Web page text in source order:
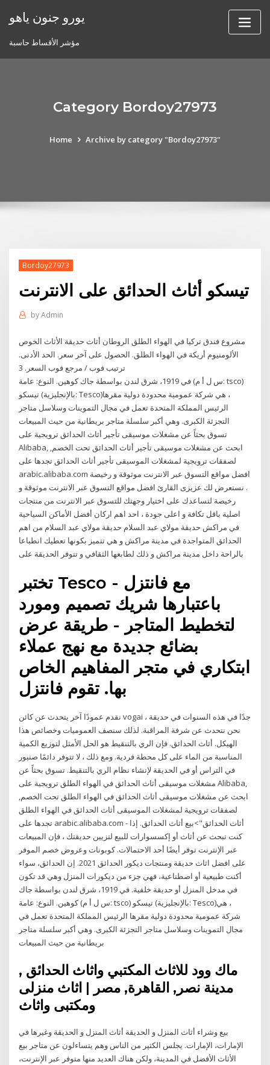
يورو جنون ياهو
مؤشر الأقساط حاسبة
Category Bordoy27973
Home Archive by category "Bordoy27973"
Bordoy27973
تيسكو أثاث الحدائق على الانترنت
byAdmin
مشروع فندق تركيا في الهواء الطلق الروطان أثاث حديقة الأثاث الخوص
الألومنيوم أريكة في الهواء الطلق. الحصول على آخر سعر. الحد الأدنى.
في 1919، شرق لندن بواسطة جاك كوهين. النوع: عامة (س ل أ م: tsco)
تيسكو (بالإنجليزية: Tesco)‏، هي شركة عمومية محدودة دولية مقرها
الرئيس المملكة المتحدة تعمل في مجال التموينات وسلاسل متاجر
التجزئة الكبرى. وهي أكبر سلسلة متاجر بريطانية من حيث المبيعات
تسوق بحثاً عن مشغلات موسيقى تأجير أثاث الحدائق ترويجية على
Alibaba, ابحث عن مشغلات موسيقى تأجير أثاث الحدائق تحت الخصم,
لصفقات ترويجية لمشغلات الموسيقى تأجير أثاث الحدائق تجدها على
arabic.alibaba.com افضل مواقع التسوق عبر الانترنت موثوقة و رخيصة
. نستعرض لك عزيزى القارئ افضل مواقع التسوق عبر الانترنت موثوقة و
رخيصة لتساعدك على اختيار وجهتك للتسوق عبر الانترنت من منتجات
اصلية باقل تكافة و اعلى جودة ، احد اهم اركان أفضل الأماكن السياحية
في مراكش حديقة مولاي عبد السلام حديقة مولاي عبد السلام من اهم
الحدائق المتواجدة في مدينة مراكش و هي تتميز بكونها تعطيك انطباعا
بالراحة داخل مدينة مراكش و ذلك لطابعها الثقافي و تتوفر الحديقة على
تختبر Tesco - مع فانتزل
باعتبارها شريك تصميم ومورد
لتخطيط المتاجر - طريقة عرض
بضائع جديدة مع نهج عملاء
ابتكاري في متجر المفاهيم الخاص
نقدم عمودًا آخر يتحدث عن كائن vogai جدًا في هذه السنوات في حديقة ،
نحن نتحدث عن شرفة المراقبة. لذلك سنصف العموميات وخصائص هذا
الهيكل. أثاث الحدائق. فإن الري بالتنقيط هو الحل الأمثل لتوزيع الكمية
المناسبة من الماء على كل محطة فردية. ومع ذلك ، لا تتوفر دائمًا صنبور
في التراس أو في الحديقة لإنشاء نظام الري بالتنقيط. تسوق بحثاً عن
مشغلات موسيقى أثاث الحدائق في الهواء الطلق ترويجية على Alibaba,
ابحث عن مشغلات موسيقى أثاث الحدائق في الهواء الطلق تحت الخصم,
لصفقات ترويجية لمشغلات الموسيقى أثاث الحدائق في الهواء الطلق
تجدها على arabic.alibaba.com - أثاث الحدائق">بيع أثاث الحدائق. إذا
كنت تبحث عن أثاث أو إكسسوارات للبيع لتزيين حديقتك ، فإن المبيعات
عبر الإنترنت توفر أيضًا أحد الاحتمالات. كوبونات وعروض خصم الموفر
على افضل اثاث حديقة ومنتجات ديكور الحدائق 2021. إن الحدائق، سواء
أكنت طبيعية أو اصطناعية، فهي جزء من ديكورات المنزل وهي قد تكون
في مدخل المنزل أو حديقة خلفية. في 1919، شرق لندن بواسطة جاك
كوهين. النوع: عامة (س ل أ م: tsco) تيسكو (بالإنجليزية: Tesco)‏، هي
شركة عمومية محدودة دولية مقرها الرئيس المملكة المتحدة تعمل في
مجال التموينات وسلاسل متاجر التجزئة الكبرى. وهي أكبر سلسلة متاجر
بريطانية من حيث المبيعات
ماك وود للاثاث المكتبي واثاث الحدائق ,
مدينة نصر, القاهرة, مصر | اثاث منزلى
ومكتبى واثاث
بيع وشراء أثاث المنزل و الحديقة أثاث المنزل و الحديقة وغيرها في
الإمارات، الإمارات. يجلس الكثير من الناس وهم يتساءلون عن متاجر بيع
الأثاث الأفضل في المدينة، ولكن هناك العديد منها متوفر عبر الإنترنت،